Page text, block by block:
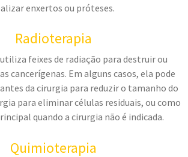
enxertos ou próteses.
Radioterapia
feixes de radiação para destruir ou
cancerígenas. Em alguns casos, ela pode
da cirurgia para reduzir o tamanho do
para eliminar células residuais, ou como
quando a cirurgia não é indicada.
Quimioterapia